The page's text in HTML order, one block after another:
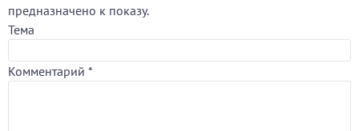
предназначено к показу.
Тема
Комментарий *